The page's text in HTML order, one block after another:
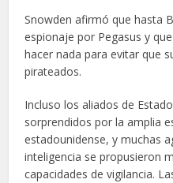
Snowden afirmó que hasta
espionaje por Pegasus y
hacer nada para evitar que
pirateados.
Incluso los aliados de
sorprendidos por la amplia
estadounidense, y muchas
inteligencia se propusieron
capacidades de vigilancia.